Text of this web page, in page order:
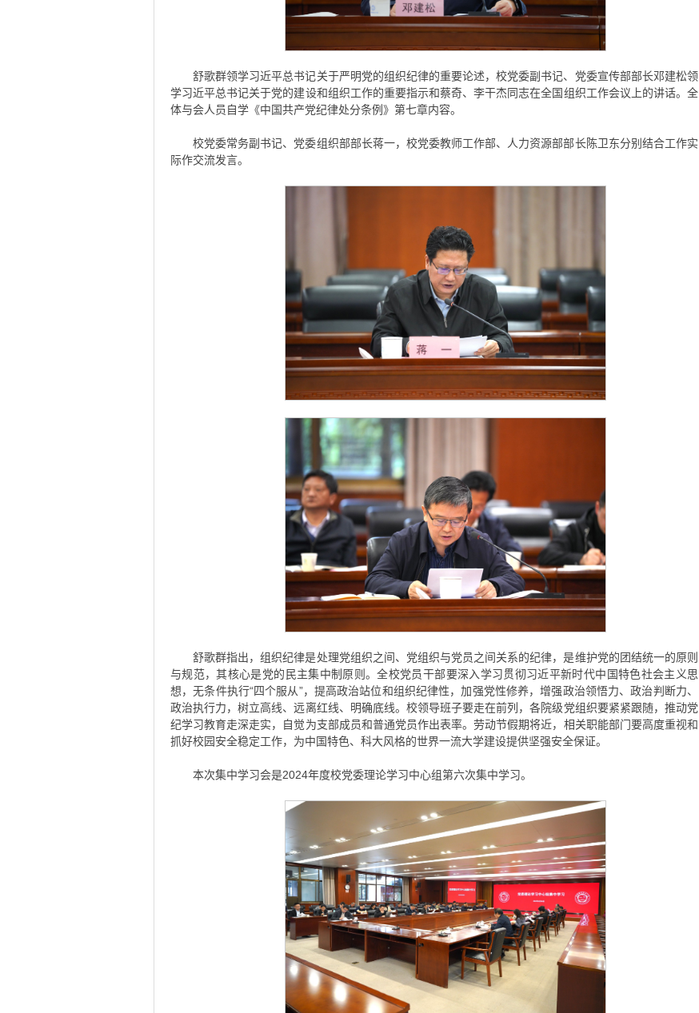
舒歌群领学习近平总书记关于严明党的组织纪律的重要论述，校党委副书记、党委宣传部部长邓建松领
学习近平总书记关于党的建设和组织工作的重要指示和蔡奇、李干杰同志在全国组织工作会议上的讲话。全
体与会人员自学《中国共产党纪律处分条例》第七章内容。
校党委常务副书记、党委组织部部长蒋一，校党委教师工作部、人力资源部部长陈卫东分别结合工作实
际作交流发言。
舒歌群指出，组织纪律是处理党组织之间、党组织与党员之间关系的纪律，是维护党的团结统一的原则
与规范，其核心是党的民主集中制原则。全校党员干部要深入学习贯彻习近平新时代中国特色社会主义思
想，无条件执行“四个服从”，提高政治站位和组织纪律性，加强党性修养，增强政治领悟力、政治判断力、
政治执行力，树立高线、远离红线、明确底线。校领导班子要走在前列，各院级党组织要紧紧跟随，推动党
纪学习教育走深走实，自觉为支部成员和普通党员作出表率。劳动节假期将近，相关职能部门要高度重视和
抓好校园安全稳定工作，为中国特色、科大风格的世界一流大学建设提供坚强安全保证。
本次集中学习会是2024年度校党委理论学习中心组第六次集中学习。